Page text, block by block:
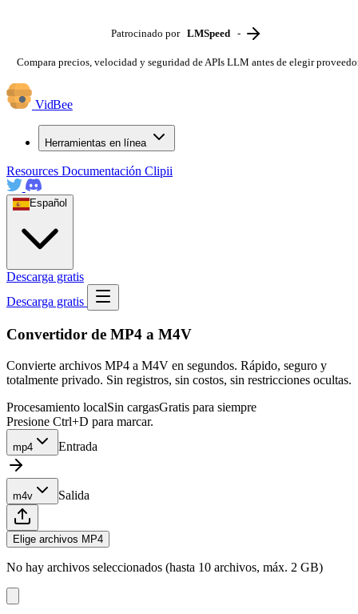
Patrocinado por LMSpeed -
Compara precios, velocidad y seguridad de APIs LLM antes de elegir
VidBee
Herramientas en línea
Resources Documentación Clipii
Español
Descarga gratis
Descarga gratis
Convertidor de MP4 a M4V
Convierte archivos MP4 a M4V en segundos. Rápido, seguro y
totalmente privado. Sin registros, sin costos, sin restricciones ocultas.
Procesamiento localSin cargasGratis para siempre
Presione Ctrl+D para marcar.
mp4 Entrada
m4v Salida
Elige archivos MP4
No hay archivos seleccionados (hasta 10 archivos, máx. 2 GB)